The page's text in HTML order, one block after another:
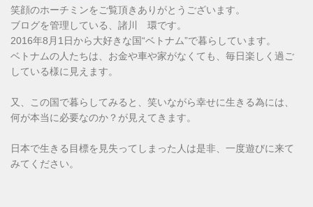
笑顔のホーチミンをご覧頂きありがとうございます。
ブログを管理している、諸川 環です。
2016年8月1日から大好きな国“ベトナム”で暮らしています。
ベトナムの人たちは、お金や車や家がなくても、毎日楽しく過ご
している様に見えます。
又、この国で暮らしてみると、笑いながら幸せに生きる為には、
何が本当に必要なのか？が見えてきます。
日本で生きる目標を見失ってしまった人は是非、一度遊びに来て
みてください。